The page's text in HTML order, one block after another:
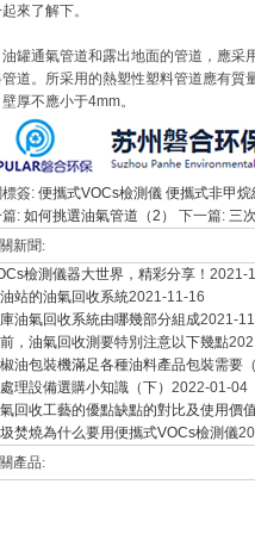
來了解下。
通氣管道和露出地面的管道，應采用
道。所采用的熱塑性塑料管道應有質
厚不應小于4mm。
簽: 便攜式VOCs檢測儀 便攜式非甲烷
: 如何挑選油氣管道（2） 下一篇: 三
新聞:
檢測儀器大世界，精彩分享！ 2021-
站的油氣回收系統2021-11-16
油氣回收系統由哪幾部分組成2021-
，油氣回收測要特別注意以下幾點
油包裝機滿足各種油料產品包裝需要
理設備選購小知識（下） 2022-01-04
回收工藝的優點缺點的對比及使用價
焚燒為什么要用便攜式VOCs檢測儀
產品: